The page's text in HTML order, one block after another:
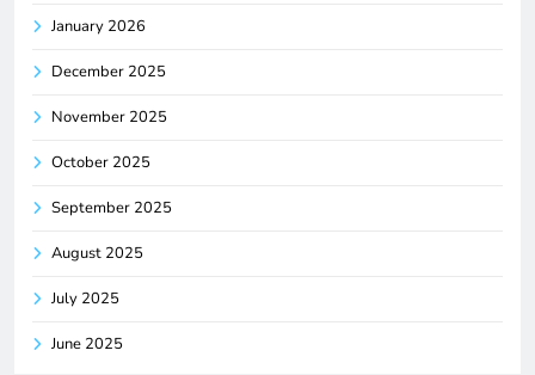
January 2026
December 2025
November 2025
October 2025
September 2025
August 2025
July 2025
June 2025